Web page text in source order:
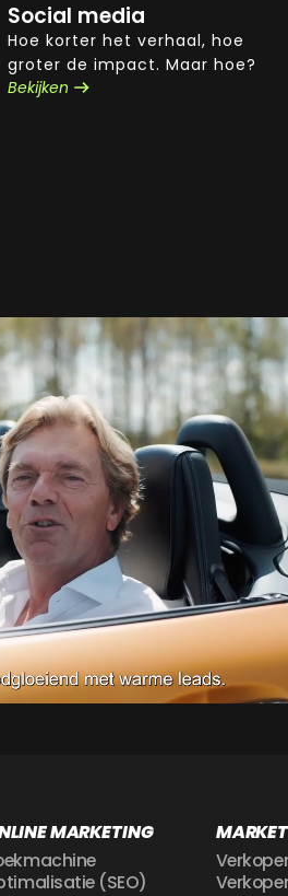
Social media
Hoe korter het verhaal, hoe
groter de impact. Maar hoe?
Bekijken
MARKETING
(SEO)